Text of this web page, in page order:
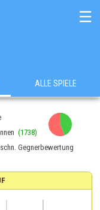
☰
ALLE SPIELE
(1738)
Gegnerbewertung